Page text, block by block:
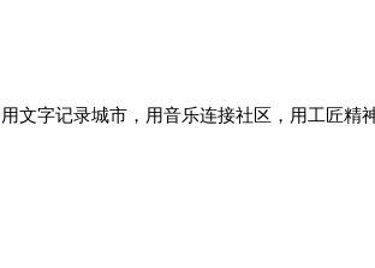
用文字记录城市，用音乐连接社区，用工匠精